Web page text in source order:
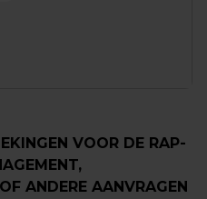
VOOR DE RAP-
ANDERE AANVRAGEN